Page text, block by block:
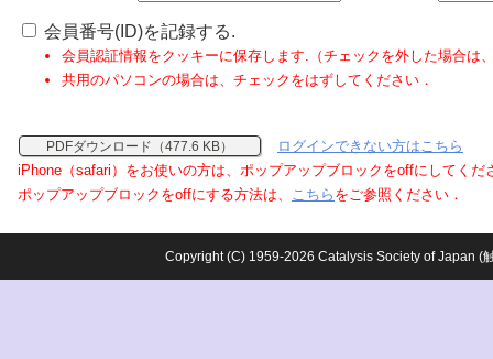
会員番号(ID)を記録する.
会員認証情報をクッキーに保存します.（チェックを外した場合は
共用のパソコンの場合は、チェックをはずしてください．
PDFダウンロード（477.6 KB）
ログインできない方はこちら
iPhone（safari）をお使いの方は、ポップアップブロックをoffにしてくだ
ポップアップブロックをoffにする方法は、 こちら をご参照ください．
Copyright (C) 1959-2026 Catalysis Society of Japan (